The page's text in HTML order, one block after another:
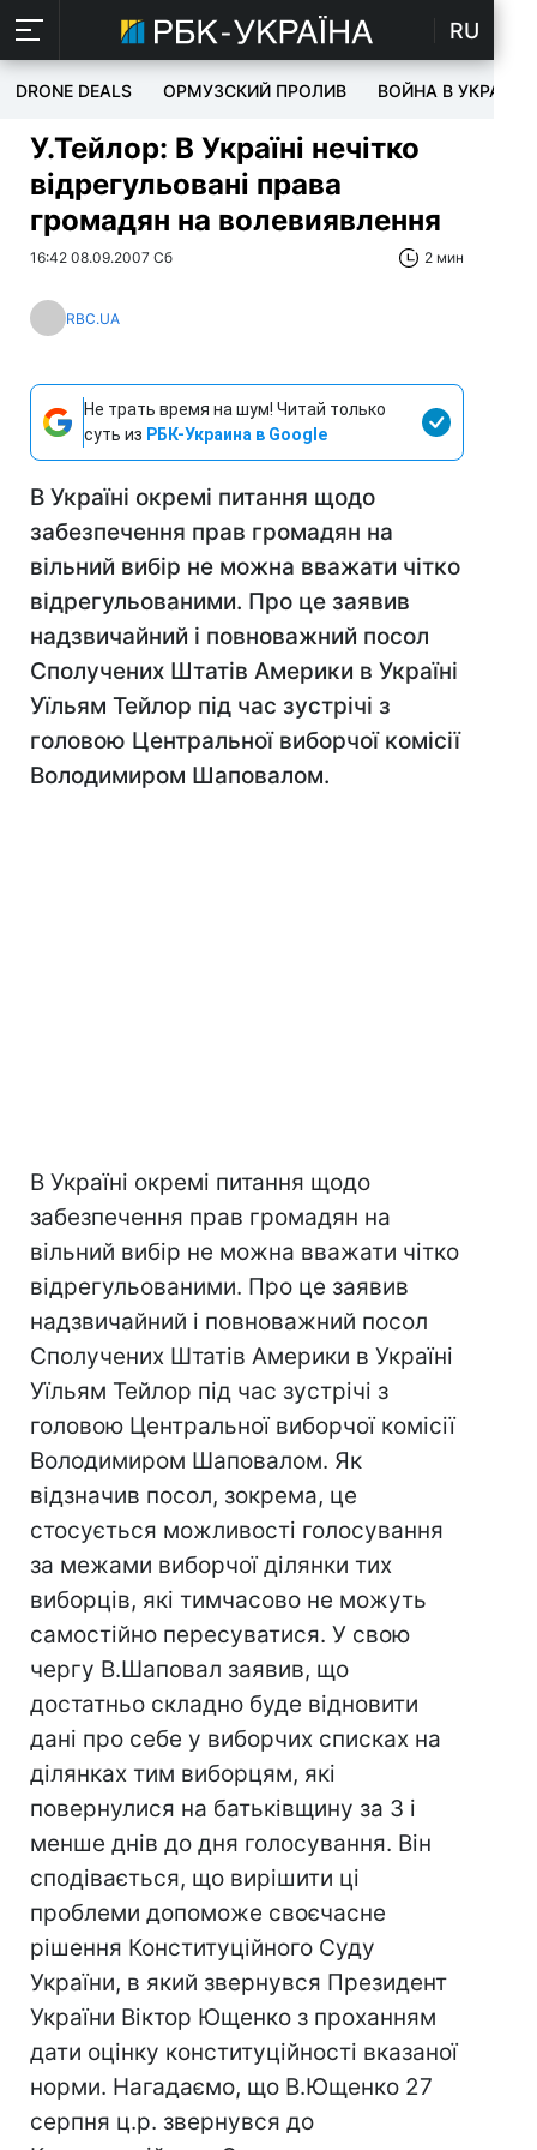
RU
DRONE DEALS ОРМУЗСКИЙ ПРОЛИВ ВОЙНА В УКРАИНЕ
У.Тейлор: В Україні нечітко
відрегульовані права
громадян на волевиявлення
16:42 08.09.2007 Сб 2 мин
RBC.UA
Не трать время на шум! Читай только
суть из РБК-Украина в Google
В Україні окремі питання щодо
забезпечення прав громадян на
вільний вибір не можна вважати чітко
відрегульованими. Про це заявив
надзвичайний і повноважний посол
Сполучених Штатів Америки в Україні
Уїльям Тейлор під час зустрічі з
головою Центральної виборчої комісії
Володимиром Шаповалом.
В Україні окремі питання щодо
забезпечення прав громадян на
вільний вибір не можна вважати чітко
відрегульованими. Про це заявив
надзвичайний і повноважний посол
Сполучених Штатів Америки в Україні
Уїльям Тейлор під час зустрічі з
головою Центральної виборчої комісії
Володимиром Шаповалом. Як
відзначив посол, зокрема, це
стосується можливості голосування
за межами виборчої ділянки тих
виборців, які тимчасово не можуть
самостійно пересуватися. У свою
чергу В.Шаповал заявив, що
достатньо складно буде відновити
дані про себе у виборчих списках на
ділянках тим виборцям, які
повернулися на батьківщину за 3 і
менше днів до дня голосування. Він
сподівається, що вирішити ці
проблеми допоможе своєчасне
рішення Конституційного Суду
України, в який звернувся Президент
України Віктор Ющенко з проханням
дати оцінку конституційності вказаної
норми. Нагадаємо, що В.Ющенко 27
серпня ц.р. звернувся до